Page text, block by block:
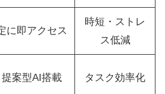
に即アクセス
時短・ストレ
ス低減
案型AI搭載 タスク効率化